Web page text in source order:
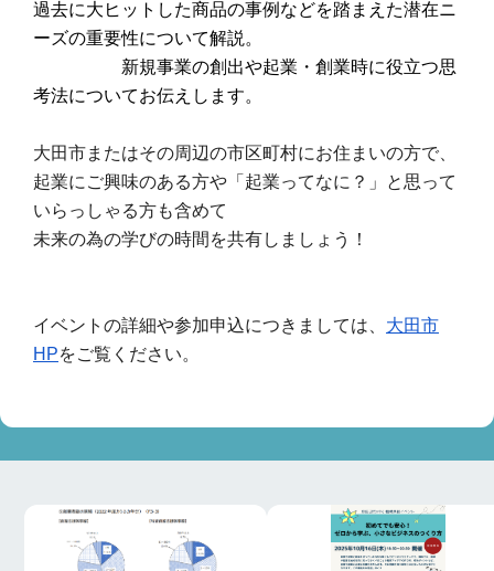
過去に大ヒットした商品の事例などを踏まえた潜在ニ
ーズの重要性について解説。
新規事業の創出や起業・創業時に役立つ思
考法についてお伝えします。
大田市またはその周辺の市区町村にお住まいの方で、
起業にご興味のある方や「起業ってなに？」と思って
いらっしゃる方も含めて
未来の為の学びの時間を共有しましょう！
イベントの詳細や参加申込につきましては、 大田市
HPをご覧ください。